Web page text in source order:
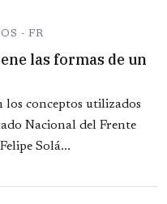
- FR
las formas de un
los conceptos utilizados
Nacional del Frente
Solá...